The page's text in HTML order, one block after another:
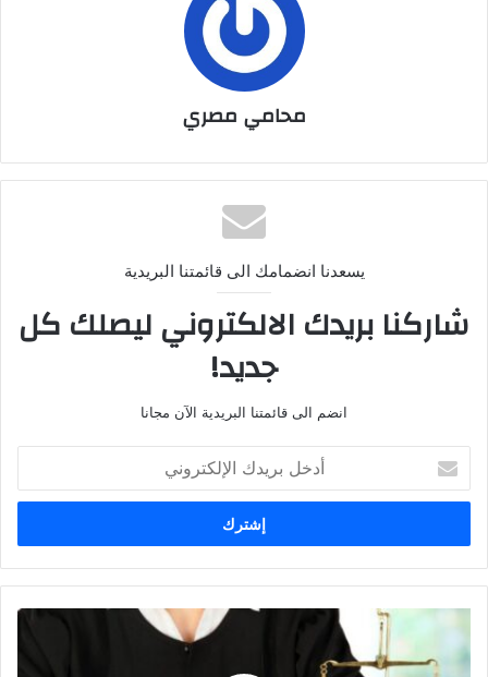
محامي مصري
يسعدنا انضمامك الى قائمتنا البريدية
شاركنا بريدك الالكتروني ليصلك كل
جديد!
انضم الى قائمتنا البريدية الآن مجانا
بريدك
الإلكتروني
واتساب
تعويضات